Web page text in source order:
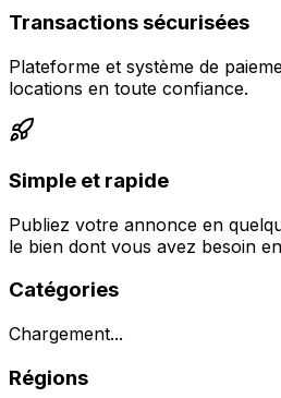
Transactions sécurisées
Plateforme et système de
locations en toute confiance.
Simple et rapide
Publiez votre annonce en
le bien dont vous avez besoin
Catégories
Chargement...
Régions